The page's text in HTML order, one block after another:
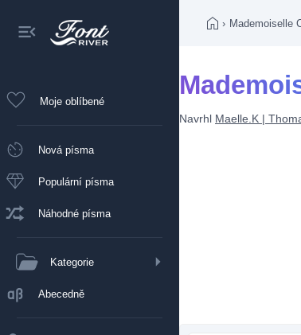
Moje oblíbené
Nová písma
Populární písma
Náhodné písma
Kategorie
Abecedně
› Mademoiselle
Navrhl Maelle.K |